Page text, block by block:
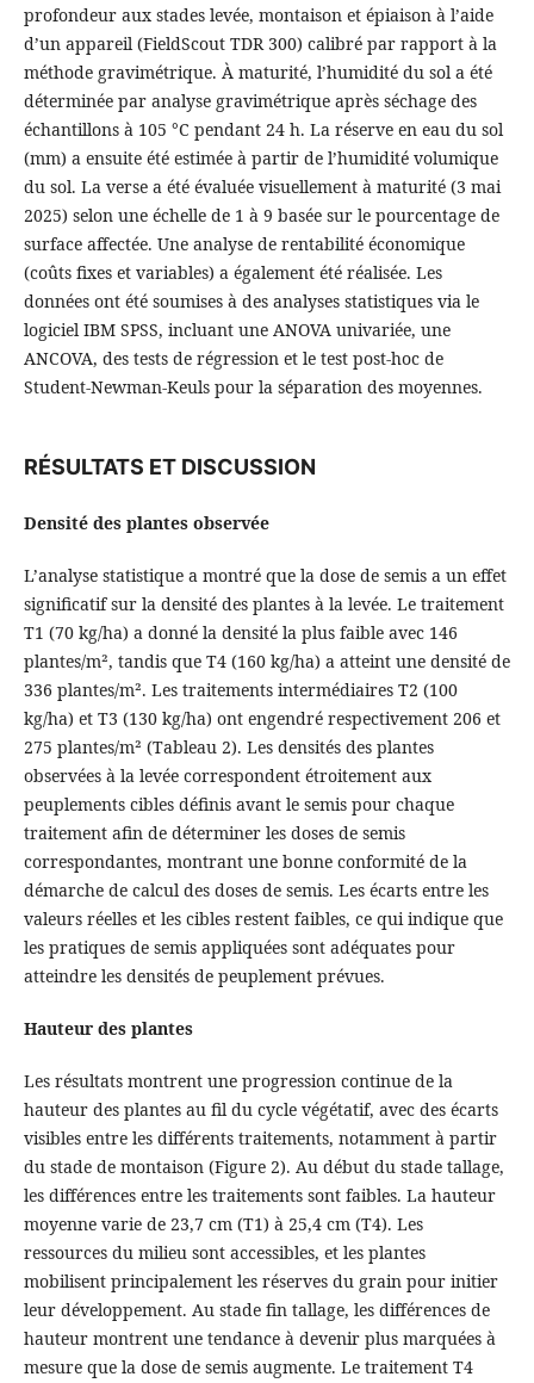
profondeur aux stades levée, montaison et épiaison à l’aide
d’un appareil (FieldScout TDR 300) calibré par rapport à la
méthode gravimétrique. À maturité, l’humidité du sol a été
déterminée par analyse gravimétrique après séchage des
échantillons à 105 °C pendant 24 h. La réserve en eau du sol
(mm) a ensuite été estimée à partir de l’humidité volumique
du sol. La verse a été évaluée visuellement à maturité (3 mai
2025) selon une échelle de 1 à 9 basée sur le pourcentage de
surface affectée. Une analyse de rentabilité économique
(coûts fixes et variables) a également été réalisée. Les
données ont été soumises à des analyses statistiques via le
logiciel IBM SPSS, incluant une ANOVA univariée, une
ANCOVA, des tests de régression et le test post-hoc de
Student-Newman-Keuls pour la séparation des moyennes.
RÉSULTATS ET DISCUSSION
Densité des plantes observée
L’analyse statistique a montré que la dose de semis a un effet
significatif sur la densité des plantes à la levée. Le traitement
T1 (70 kg/ha) a donné la densité la plus faible avec 146
plantes/m², tandis que T4 (160 kg/ha) a atteint une densité de
336 plantes/m². Les traitements intermédiaires T2 (100
kg/ha) et T3 (130 kg/ha) ont engendré respectivement 206 et
275 plantes/m² (Tableau 2). Les densités des plantes
observées à la levée correspondent étroitement aux
peuplements cibles définis avant le semis pour chaque
traitement afin de déterminer les doses de semis
correspondantes, montrant une bonne conformité de la
démarche de calcul des doses de semis. Les écarts entre les
valeurs réelles et les cibles restent faibles, ce qui indique que
les pratiques de semis appliquées sont adéquates pour
atteindre les densités de peuplement prévues.
Hauteur des plantes
Les résultats montrent une progression continue de la
hauteur des plantes au fil du cycle végétatif, avec des écarts
visibles entre les différents traitements, notamment à partir
du stade de montaison (Figure 2). Au début du stade tallage,
les différences entre les traitements sont faibles. La hauteur
moyenne varie de 23,7 cm (T1) à 25,4 cm (T4). Les
ressources du milieu sont accessibles, et les plantes
mobilisent principalement les réserves du grain pour initier
leur développement. Au stade fin tallage, les différences de
hauteur montrent une tendance à devenir plus marquées à
mesure que la dose de semis augmente. Le traitement T4